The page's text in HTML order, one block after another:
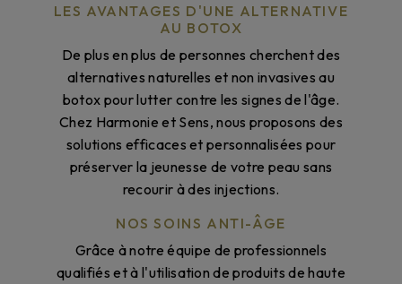
LES AVANTAGES D'UNE ALTERNATIVE
AU BOTOX
De plus en plus de personnes cherchent des
alternatives naturelles et non invasives au
botox pour lutter contre les signes de l'âge.
Chez Harmonie et Sens, nous proposons des
solutions efficaces et personnalisées pour
préserver la jeunesse de votre peau sans
recourir à des injections.
NOS SOINS ANTI-ÂGE
Grâce à notre équipe de professionnels
qualifiés et à l'utilisation de produits de haute